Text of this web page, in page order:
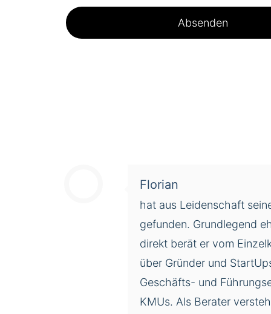
Florian
hat aus Leidenschaft
gefunden. Grundlegend
direkt berät er vom
über Gründer und
Geschäfts- und
KMUs. Als Berater